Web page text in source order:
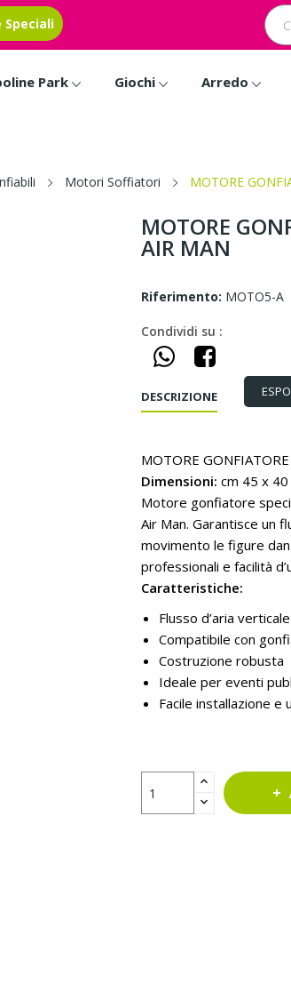
Park Giochi Arredo
Motori Soffiatori MOTORE
MOTORE
AIR MAN
Riferimento: MOTO5-A
Condividi su :
DESCRIZIONE
MOTORE
Dimensioni: cm 45 x
Motore gonfiatore
Air Man. Garantisce un
movimento le figure
professionali e facilità
Caratteristiche:
Flusso d’aria
Compatibile con
Costruzione robusta
Ideale per eventi
Facile installazione e